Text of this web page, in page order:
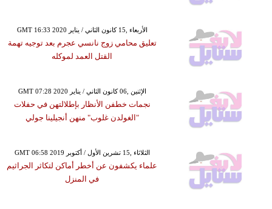
GMT 16:33 2020 الأربعاء ,15 كانون الثاني / يناير
تعليق محامي زوج نانسي عجرم بعد توجيه تهمة
القتل العمد لموكله
GMT 07:28 2020 الإثنين ,06 كانون الثاني / يناير
نجمات خطفن الأنظار بإطلالتهن في حفلات
"الغولدن غلوب" منهن أنجيلينا جولي
GMT 06:58 2019 الثلاثاء ,15 تشرين الأول / أكتوبر
علماء يكشفون عن أخطر أماكن لتكاثر الجراثيم
في المنزل